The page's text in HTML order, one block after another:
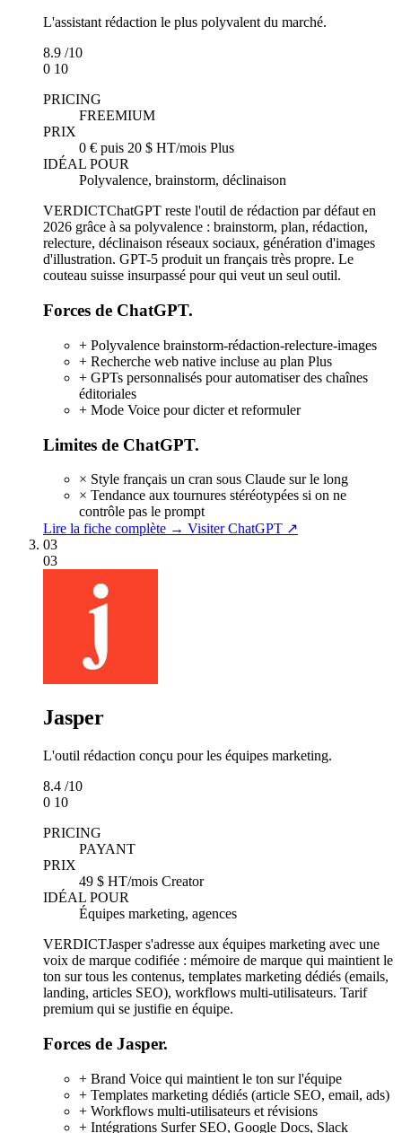
L'assistant rédaction le plus polyvalent du marché.
8.9 /10
0 10
PRICING
FREEMIUM
PRIX
0 € puis 20 $ HT/mois Plus
IDÉAL POUR
Polyvalence, brainstorm, déclinaison
VERDICTChatGPT reste l'outil de rédaction par défaut en
2026 grâce à sa polyvalence : brainstorm, plan, rédaction,
relecture, déclinaison réseaux sociaux, génération d'images
d'illustration. GPT-5 produit un français très propre. Le
couteau suisse insurpassé pour qui veut un seul outil.
Forces de ChatGPT.
+ Polyvalence brainstorm-rédaction-relecture-images
+ Recherche web native incluse au plan Plus
+ GPTs personnalisés pour automatiser des chaînes
éditoriales
+ Mode Voice pour dicter et reformuler
Limites de ChatGPT.
× Style français un cran sous Claude sur le long
× Tendance aux tournures stéréotypées si on ne
contrôle pas le prompt
Lire la fiche complète → Visiter ChatGPT ↗
03
03
Jasper
L'outil rédaction conçu pour les équipes marketing.
8.4 /10
0 10
PRICING
PAYANT
PRIX
49 $ HT/mois Creator
IDÉAL POUR
Équipes marketing, agences
VERDICTJasper s'adresse aux équipes marketing avec une
voix de marque codifiée : mémoire de marque qui maintient le
ton sur tous les contenus, templates marketing dédiés (emails,
landing, articles SEO), workflows multi-utilisateurs. Tarif
premium qui se justifie en équipe.
Forces de Jasper.
+ Brand Voice qui maintient le ton sur l'équipe
+ Templates marketing dédiés (article SEO, email, ads)
+ Workflows multi-utilisateurs et révisions
+ Intégrations Surfer SEO, Google Docs, Slack